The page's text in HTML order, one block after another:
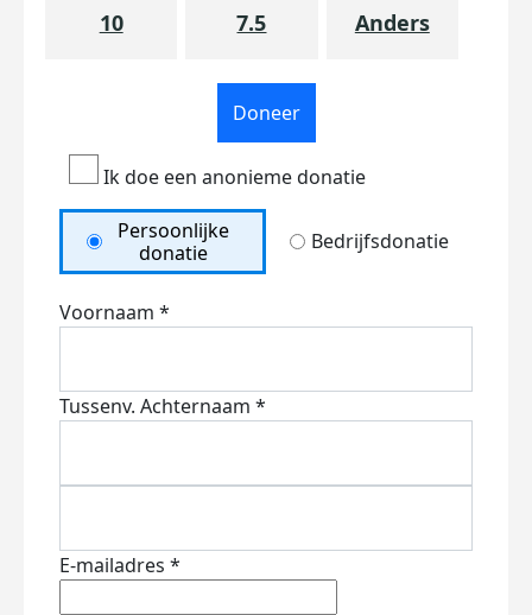
10 7.5 Anders
Doneer
Ik doe een anonieme donatie
Persoonlijke
donatie
Bedrijfsdonatie
Voornaam *
Tussenv. Achternaam *
E-mailadres *